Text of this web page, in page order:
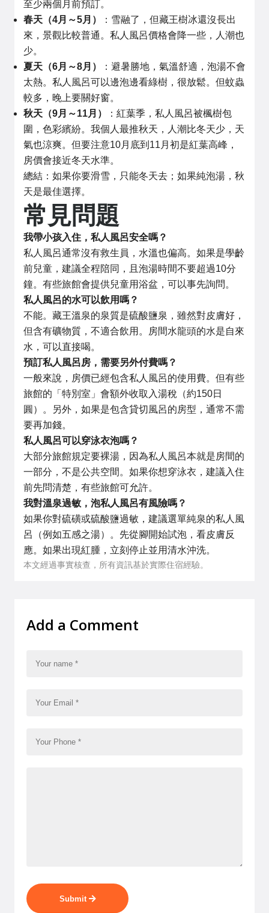
至少兩個月前預訂。
春天（4月～5月）
：雪融了，但藏王樹冰還沒長出
來，景觀比較普通。私人風呂價格會降一些，人潮也
少。
夏天（6月～8月）
：避暑勝地，氣溫舒適，泡湯不會
太熱。私人風呂可以邊泡邊看綠樹，很放鬆。但蚊蟲
較多，晚上要關好窗。
秋天（9月～11月）
：紅葉季，私人風呂被楓樹包
圍，色彩繽紛。我個人最推秋天，人潮比冬天少，天
氣也涼爽。但要注意10月底到11月初是紅葉高峰，
房價會接近冬天水準。
總結：如果你要滑雪，只能冬天去；如果純泡湯，秋
天是最佳選擇。
常見問題
我帶小孩入住，私人風呂安全嗎？
私人風呂通常沒有救生員，水溫也偏高。如果是學齡
前兒童，建議全程陪同，且泡湯時間不要超過10分
鐘。有些旅館會提供兒童用浴盆，可以事先詢問。
私人風呂的水可以飲用嗎？
不能。藏王溫泉的泉質是硫酸鹽泉，雖然對皮膚好，
但含有礦物質，不適合飲用。房間水龍頭的水是自來
水，可以直接喝。
預訂私人風呂房，需要另外付費嗎？
一般來說，房價已經包含私人風呂的使用費。但有些
旅館的「特別室」會額外收取入湯稅（約150日
圓）。另外，如果是包含貸切風呂的房型，通常不需
要再加錢。
私人風呂可以穿泳衣泡嗎？
大部分旅館規定要裸湯，因為私人風呂本就是房間的
一部分，不是公共空間。如果你想穿泳衣，建議入住
前先問清楚，有些旅館可允許。
我對溫泉過敏，泡私人風呂有風險嗎？
如果你對硫磺或硫酸鹽過敏，建議選單純泉的私人風
呂（例如五感之湯）。先從腳開始試泡，看皮膚反
應。如果出現紅腫，立刻停止並用清水沖洗。
本文經過事實核查，所有資訊基於實際住宿經驗。
Add a Comment
Submit